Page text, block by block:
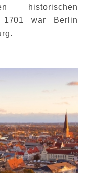
historischen
1701 war Berlin